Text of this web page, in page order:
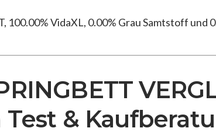
VidaXL, 0.00% Grau Samtstoff und
&